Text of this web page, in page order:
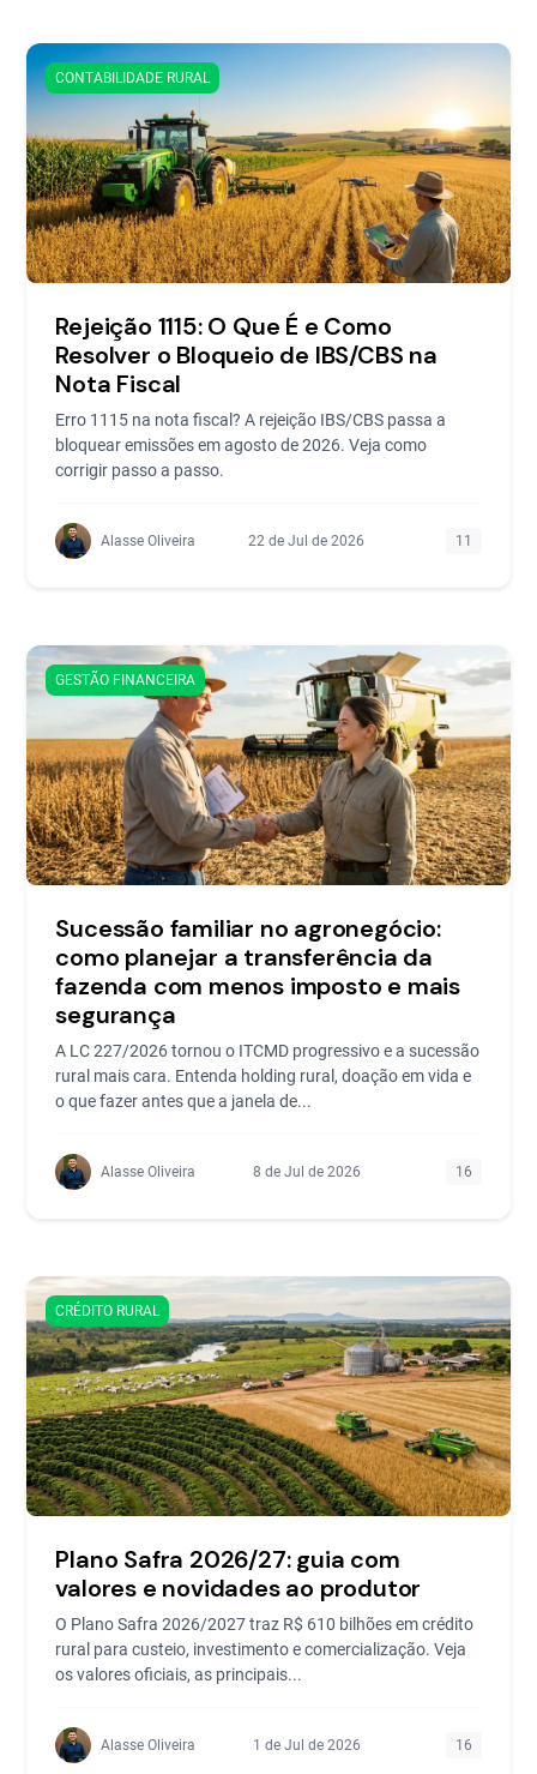
CONTABILIDADE RURAL
Rejeição 1115: O Que É e Como
Resolver o Bloqueio de IBS/CBS na
Nota Fiscal
Erro 1115 na nota fiscal? A rejeição IBS/CBS passa a
bloquear emissões em agosto de 2026. Veja como
corrigir passo a passo.
Alasse Oliveira 22 de Jul de 2026 11
GESTÃO FINANCEIRA
Sucessão familiar no agronegócio:
como planejar a transferência da
fazenda com menos imposto e mais
segurança
A LC 227/2026 tornou o ITCMD progressivo e a sucessão
rural mais cara. Entenda holding rural, doação em vida e
o que fazer antes que a janela de...
Alasse Oliveira 8 de Jul de 2026 16
CRÉDITO RURAL
Plano Safra 2026/27: guia com
valores e novidades ao produtor
O Plano Safra 2026/2027 traz R$ 610 bilhões em crédito
rural para custeio, investimento e comercialização. Veja
os valores oficiais, as principais...
Alasse Oliveira 1 de Jul de 2026 16